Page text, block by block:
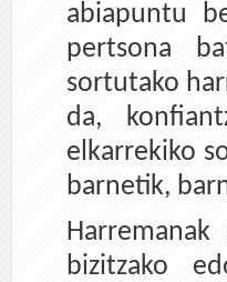
abiapuntu
pertsona
sortutako
da,
elkarrekiko
barnetik,
bizitzako